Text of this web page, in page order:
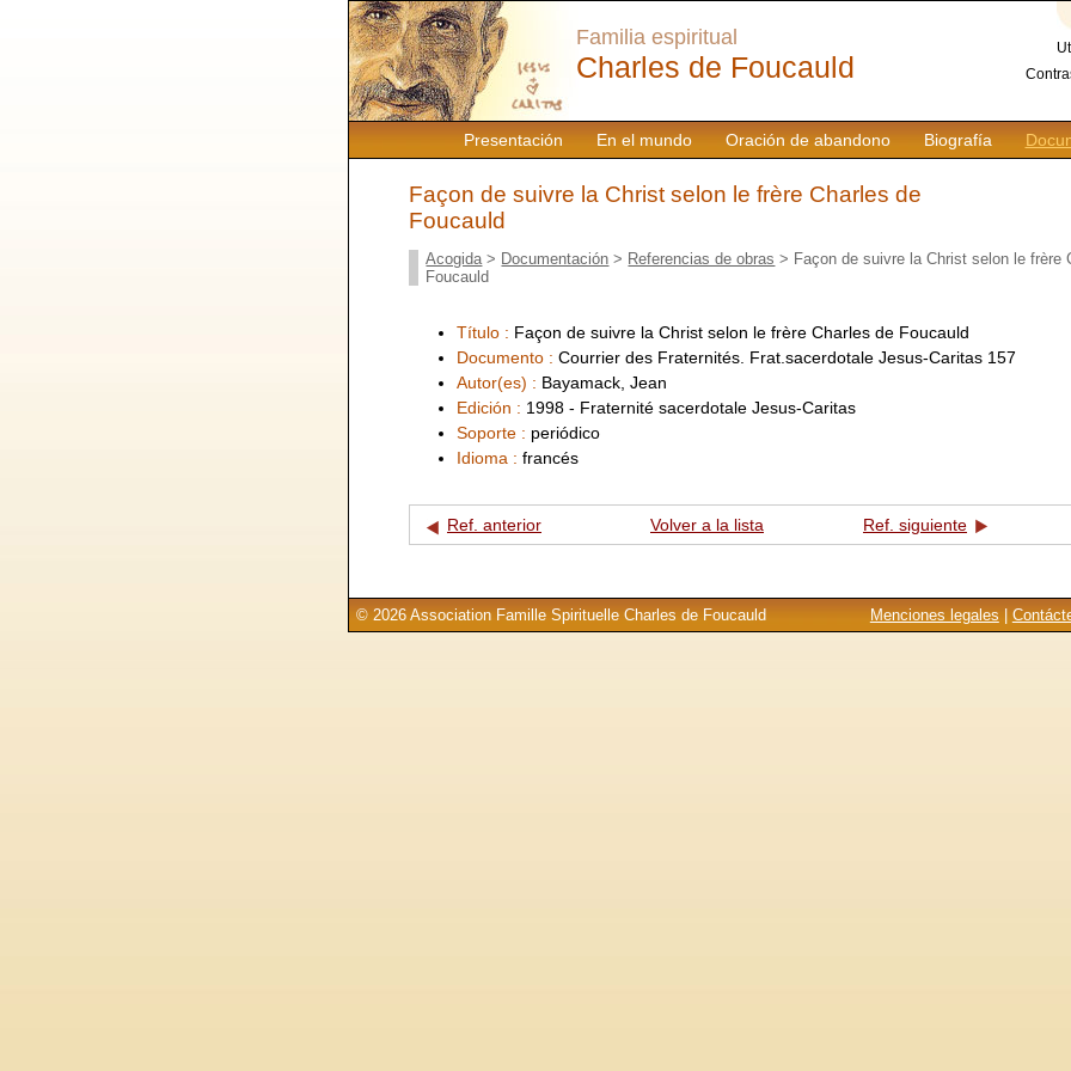
Presentación En el mundo Oración de abandono Biografía
Familia espiritual
Charles de Foucauld
Façon de suivre la Christ selon le frère Charles de
Foucauld
Acogida > Documentación > Referencias de obras > Façon de suivre la Christ selon le frère
Foucauld
Título : Façon de suivre la Christ selon le frère Charles de Foucauld
Documento : Courrier des Fraternités. Frat.sacerdotale Jesus-Caritas 157
Autor(es) : Bayamack, Jean
Edición : 1998 - Fraternité sacerdotale Jesus-Caritas
Soporte : periódico
Idioma : francés
Ref. anterior Volver a la lista Ref. siguiente
Menciones legales
© 2026 Association Famille Spirituelle Charles de Foucauld